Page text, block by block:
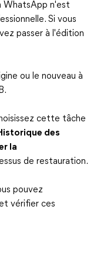
WhatsApp n'est
Si vous
passer à l'édition
ou le nouveau à
cette tâche
des
la
de restauration.
pouvez
vérifier ces